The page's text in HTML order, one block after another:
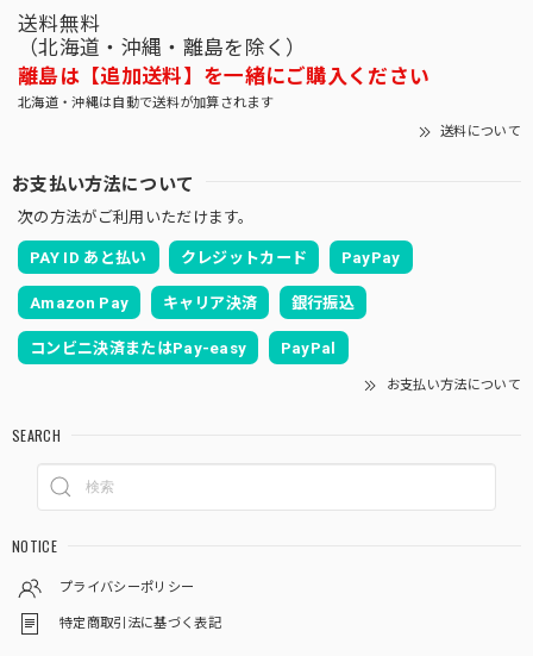
送料無料
（北海道・沖縄・離島を除く）
離島は【追加送料】を一緒にご購入ください
北海道・沖縄は自動で送料が加算されます
送料について
お支払い方法について
次の方法がご利用いただけます。
PAY ID あと払い クレジットカード PayPay
Amazon Pay キャリア決済 銀行振込
コンビニ決済またはPay-easy PayPal
お支払い方法について
SEARCH
NOTICE
プライバシーポリシー
特定商取引法に基づく表記